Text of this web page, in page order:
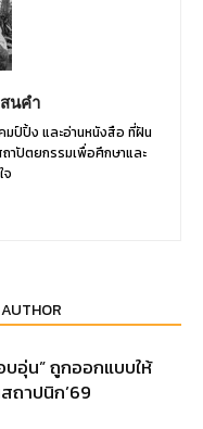
นคำ
ป์ปิ้ง และอ่านหนังสือ ที่ฝัน
าปัตยกรรมเพื่อศึกษาและ
จ
บอุ่น” ถูกออกแบบให้
ถาปนิก’69